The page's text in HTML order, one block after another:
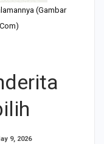
(Gambar
9, 2026